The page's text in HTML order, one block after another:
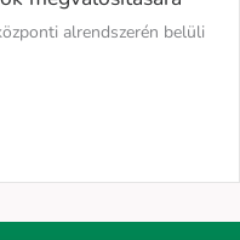
alrendszerén belüli